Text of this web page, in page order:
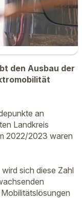
den Ausbau der
an
Landkreis
2022/2023 waren
sich diese Zahl